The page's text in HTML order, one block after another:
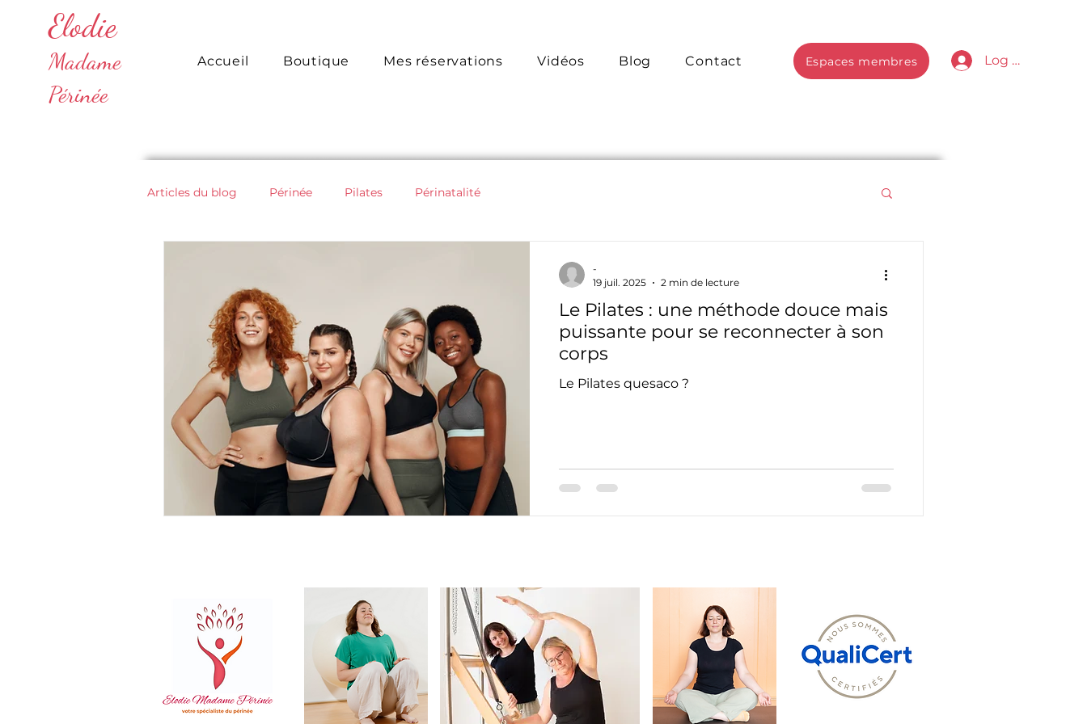
Elodie
Madame
Périnée
Accueil Boutique Mes réservations Vidéos Blog Contact Espaces membres Log In
Articles du blog Périnée Pilates Périnatalité
Le Pilates : une méthode douce mais
puissante pour se reconnecter à son
corps
Le Pilates quesaco ?
-
19 juil. 2025
2 min de lecture